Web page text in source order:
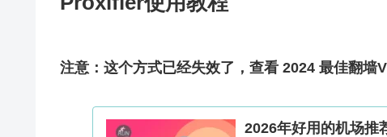
注意：这个方式已经失效了，查看 2024 最佳翻墙
2026年好用的机场推